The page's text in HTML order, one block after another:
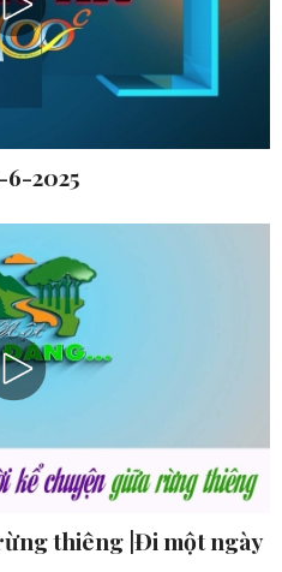
2025
thiêng |Đi một ngày